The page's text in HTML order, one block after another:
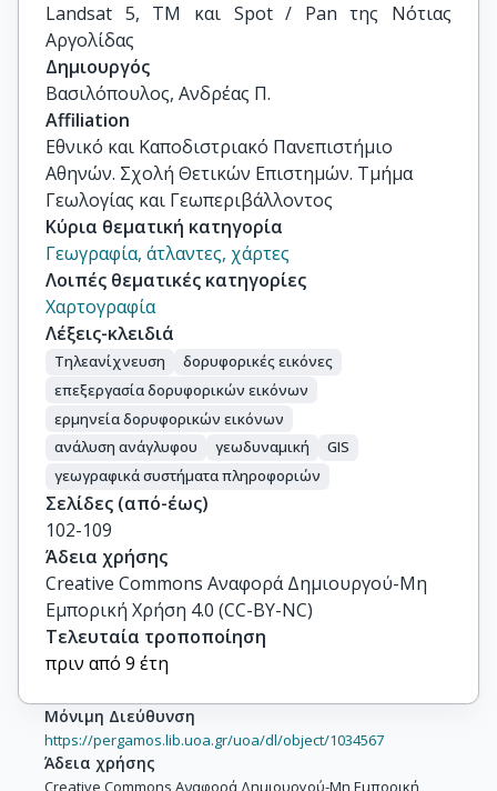
Landsat 5, TM και Spot / Pan της Νότιας
Αργολίδας
Δημιουργός
Βασιλόπουλος, Ανδρέας Π.
Affiliation
Εθνικό και Καποδιστριακό Πανεπιστήμιο
Αθηνών. Σχολή Θετικών Επιστημών. Τμήμα
Γεωλογίας και Γεωπεριβάλλοντος
Κύρια θεματική κατηγορία
Γεωγραφία, άτλαντες, χάρτες
Λοιπές θεματικές κατηγορίες
Χαρτογραφία
Λέξεις-κλειδιά
Τηλεανίχνευση
δορυφορικές εικόνες
επεξεργασία δορυφορικών εικόνων
ερμηνεία δορυφορικών εικόνων
ανάλυση ανάγλυφου
γεωδυναμική
GIS
γεωγραφικά συστήματα πληροφοριών
Σελίδες (από-έως)
102-109
Άδεια χρήσης
Creative Commons Αναφορά Δημιουργού-Μη
Εμπορική Χρήση 4.0 (CC-BY-NC)
Τελευταία τροποποίηση
πριν από 9 έτη
Μόνιμη Διεύθυνση
https://pergamos.lib.uoa.gr/uoa/dl/object/1034567
Άδεια χρήσης
Creative Commons Αναφορά Δημιουργού-Μη Εμπορική